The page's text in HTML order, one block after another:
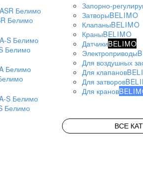
Белимо
Белимо
Белимо
Запорно-
ЗатворыBELIMO
КлапаныBELIMO
КраныBELIMO
ДатчикиBELIMO
Электроприводы
Для воздушных
Для клапанов
Для затворов
Для кранов
ВСЕ